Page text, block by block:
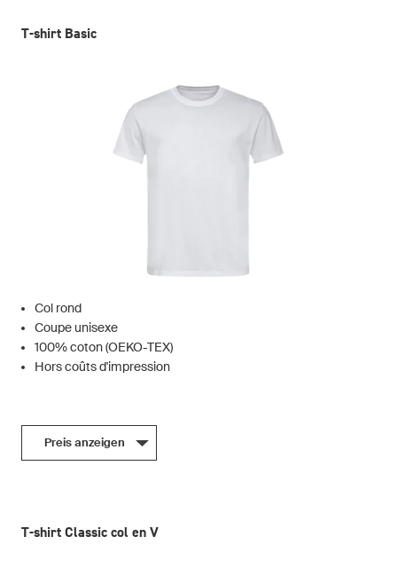
T-shirt Basic
Col rond
Coupe unisexe
100% coton (OEKO-TEX)
Hors coûts d'impression
Preis anzeigen
T-shirt Classic col en V